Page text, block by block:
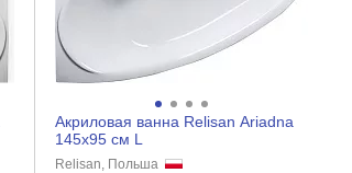
Акриловая ванна Relisan Ariadna
145x95 см L
Relisan, Польша